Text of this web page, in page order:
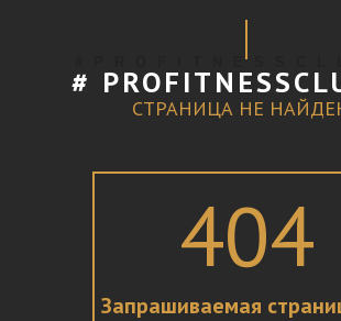
404
Запрашиваемая
# P R O F I T N E S S C L
СТРАНИЦА НЕ
#